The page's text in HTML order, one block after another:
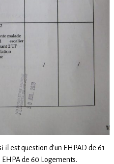
est question d’un EHPAD de 61
EHPA de 60 Logements.